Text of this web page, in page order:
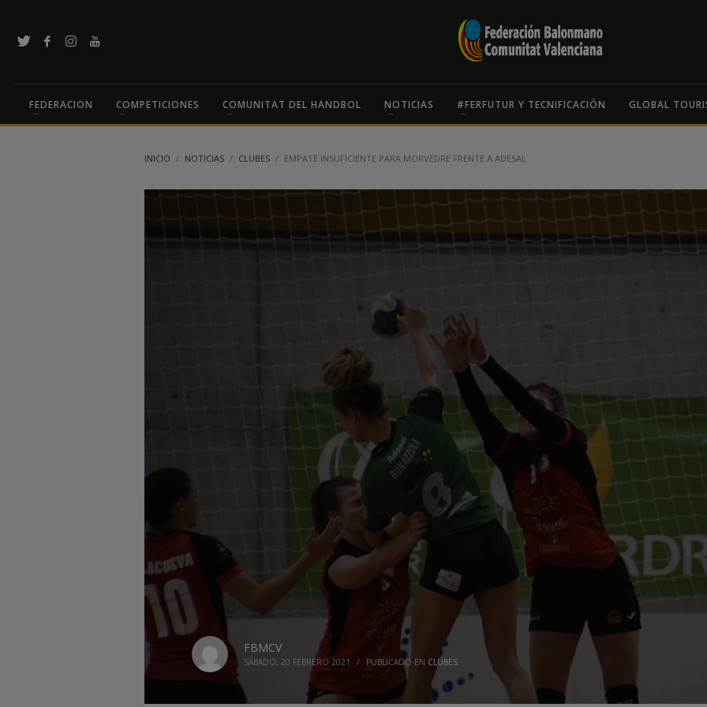
FEDERACION COMPETICIONES COMUNITAT DEL HANDBOL NOTICIAS #FERFUTUR Y TECNIFICACIÓN GLOBAL
INICIO NOTICIAS CLUBES EMPATE INSUFICIENTE PARA MORVEDRE FRENTE A ADESAL
FBMCV
SÁBADO, 20 FEBRERO 2021 / PUBLICADO EN CLUBES